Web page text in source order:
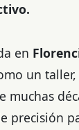
en
un
muchas
precisión